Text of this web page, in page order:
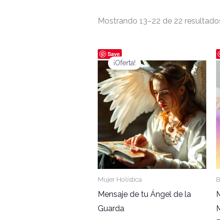
Mostrando 13–22 de 22
Save
¡Oferta!
Mujer Holística
Mensaje de tu Ángel de la
Guarda
precio
original
era:
$30,000.00.
precio
actual
es:
$15,000.00.